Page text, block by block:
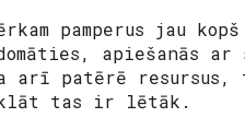
pamperus jau
apiešanās ar
arī patērē
tas ir lētāk.